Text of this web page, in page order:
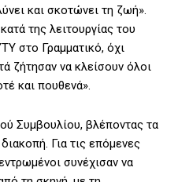
και σκοτώνει τη ζωή».
της λειτουργίας του
στο Γραμματικό, όχι
ζήτησαν να κλείσουν όλοι
και πουθενά».
Συμβουλίου, βλέποντας τα
Για τις επόμενες
συνέχισαν να